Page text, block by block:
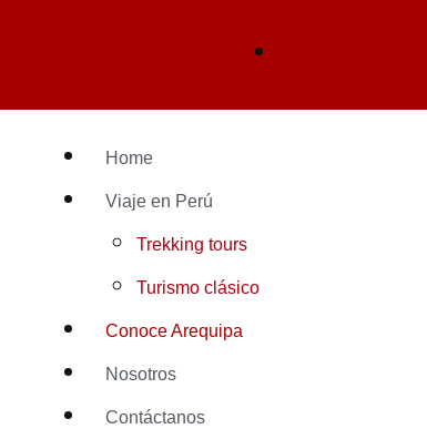
Home
Viaje en Perú
Trekking tours
Turismo clásico
Conoce Arequipa
Nosotros
Contáctanos